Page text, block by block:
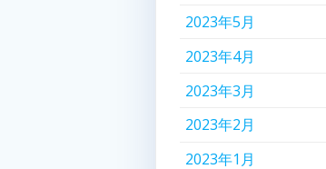
2023年5月
2023年4月
2023年3月
2023年2月
2023年1月